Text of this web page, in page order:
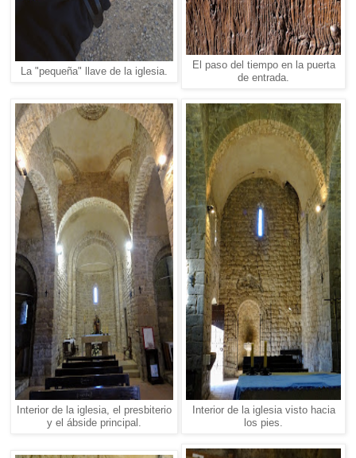
La "pequeña" llave de la iglesia.
El paso del tiempo en la puerta
de entrada.
Interior de la iglesia, el presbiterio
y el ábside principal.
Interior de la iglesia visto hacia
los pies.